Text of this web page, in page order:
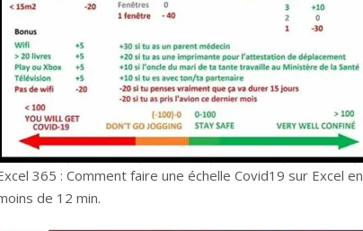
365 : Comment faire une échelle Covid19 sur Excel en
de 12 min.